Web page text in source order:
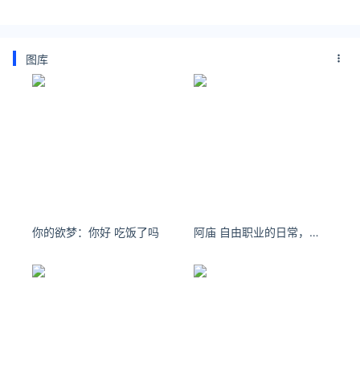
图库
你的欲梦：你好 吃饭了吗 阿庙 自由职业的日常，看树看云画画游泳